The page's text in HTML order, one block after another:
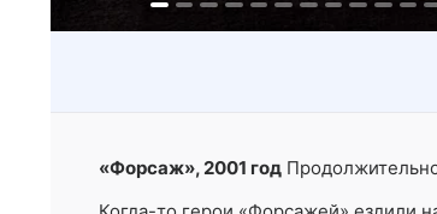
«Форсаж», 2001 год